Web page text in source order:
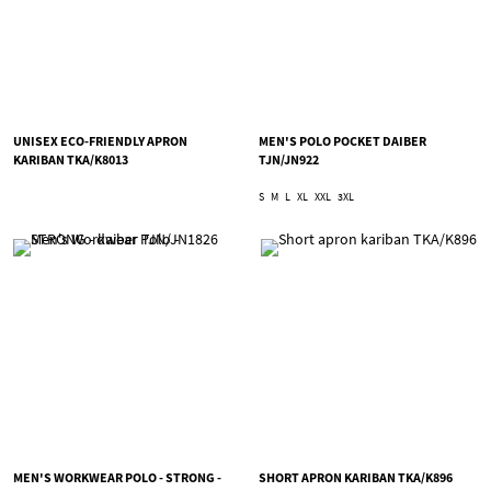
UNISEX ECO-FRIENDLY APRON
KARIBAN TKA/K8013
MEN'S POLO POCKET DAIBER
TJN/JN922
S M L XL XXL 3XL
MEN'S WORKWEAR POLO - STRONG -
SHORT APRON KARIBAN TKA/K896